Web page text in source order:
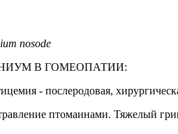
nosode
В ГОМЕОПАТИИ:
- послеродовая,
птомаинами. Тяжелый